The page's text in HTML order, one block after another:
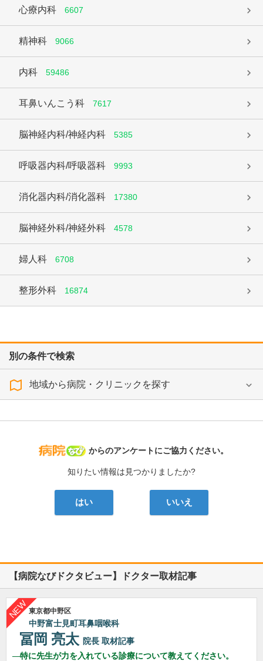
心療内科 6607
精神科 9066
内科 59486
耳鼻いんこう科 7617
脳神経内科/神経内科 5385
呼吸器内科/呼吸器科 9993
消化器内科/消化器科 17380
脳神経外科/神経外科 4578
婦人科 6708
整形外科 16874
別の条件で検索
地域から病院・クリニックを探す
病院なび
からのアンケートにご協力ください。
知りたい情報は見つかりましたか?
はい いいえ
【病院なびドクタビュー】ドクター取材記事
東京都中野区
中野富士見町耳鼻咽喉科
冨岡 亮太 院長 取材記事
特に先生が力を入れている診療について教えてください。